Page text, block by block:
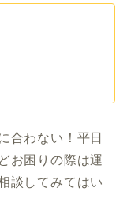
合わない！平日
お困りの際は運
談してみてはい